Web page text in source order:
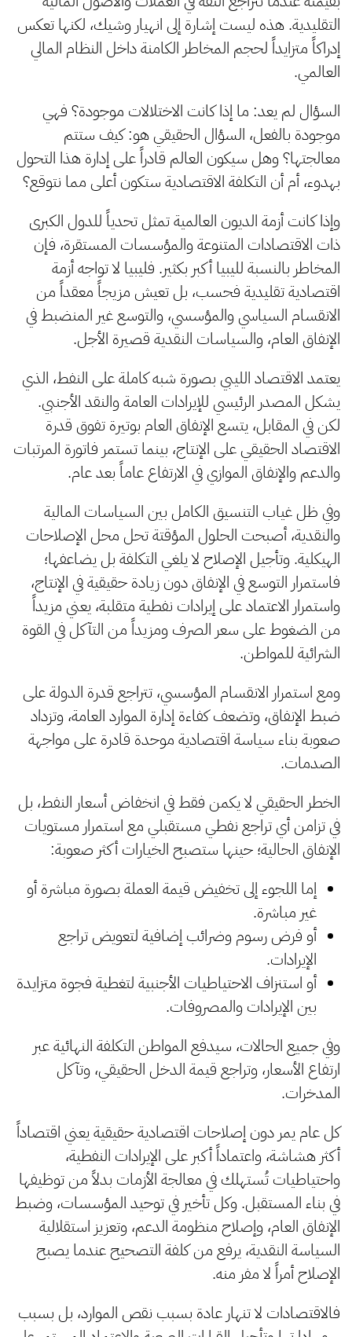
التقليدية. هذه ليست إشارة إلى انهيار وشيك، لكنها تعكس
إدراكاً متزايداً لحجم المخاطر الكامنة داخل النظام المالي
العالمي.
السؤال لم يعد: ما إذا كانت الاختلالات موجودة؟ فهي
موجودة بالفعل، السؤال الحقيقي هو: كيف ستتم
معالجتها؟ وهل سيكون العالم قادراً على إدارة هذا التحول
بهدوء، أم أن التكلفة الاقتصادية ستكون أعلى مما نتوقع؟
وإذا كانت أزمة الديون العالمية تمثل تحدياً للدول الكبرى
ذات الاقتصادات المتنوعة والمؤسسات المستقرة، فإن
المخاطر بالنسبة لليبيا أكبر بكثير. فليبيا لا تواجه أزمة
اقتصادية تقليدية فحسب، بل تعيش مزيجاً معقداً من
الانقسام السياسي والمؤسسي، والتوسع غير المنضبط في
الإنفاق العام، والسياسات النقدية قصيرة الأجل.
يعتمد الاقتصاد الليبي بصورة شبه كاملة على النفط، الذي
يشكل المصدر الرئيسي للإيرادات العامة والنقد الأجنبي.
لكن في المقابل، يتسع الإنفاق العام بوتيرة تفوق قدرة
الاقتصاد الحقيقي على الإنتاج، بينما تستمر فاتورة المرتبات
والدعم والإنفاق الموازي في الارتفاع عاماً بعد عام.
وفي ظل غياب التنسيق الكامل بين السياسات المالية
والنقدية، أصبحت الحلول المؤقتة تحل محل الإصلاحات
الهيكلية. وتأجيل الإصلاح لا يلغي التكلفة بل يضاعفها؛
فاستمرار التوسع في الإنفاق دون زيادة حقيقية في الإنتاج،
واستمرار الاعتماد على إيرادات نفطية متقلبة، يعني مزيداً
من الضغوط على سعر الصرف ومزيداً من التآكل في القوة
الشرائية للمواطن.
ومع استمرار الانقسام المؤسسي، تتراجع قدرة الدولة على
ضبط الإنفاق، وتضعف كفاءة إدارة الموارد العامة، وتزداد
صعوبة بناء سياسة اقتصادية موحدة قادرة على مواجهة
الصدمات.
الخطر الحقيقي لا يكمن فقط في انخفاض أسعار النفط، بل
في تزامن أي تراجع نفطي مستقبلي مع استمرار مستويات
الإنفاق الحالية؛ حينها ستصبح الخيارات أكثر صعوبة:
إما اللجوء إلى تخفيض قيمة العملة بصورة مباشرة أو
غير مباشرة.
أو فرض رسوم وضرائب إضافية لتعويض تراجع
الإيرادات.
أو استنزاف الاحتياطيات الأجنبية لتغطية فجوة متزايدة
بين الإيرادات والمصروفات.
وفي جميع الحالات، سيدفع المواطن التكلفة النهائية عبر
ارتفاع الأسعار، وتراجع قيمة الدخل الحقيقي، وتآكل
المدخرات.
كل عام يمر دون إصلاحات اقتصادية حقيقية يعني اقتصاداً
أكثر هشاشة، واعتماداً أكبر على الإيرادات النفطية،
واحتياطيات تُستهلك في معالجة الأزمات بدلاً من توظيفها
في بناء المستقبل. وكل تأخير في توحيد المؤسسات، وضبط
الإنفاق العام، وإصلاح منظومة الدعم، وتعزيز استقلالية
السياسة النقدية، يرفع من كلفة التصحيح عندما يصبح
الإصلاح أمراً لا مفر منه.
فالاقتصادات لا تنهار عادة بسبب نقص الموارد، بل بسبب